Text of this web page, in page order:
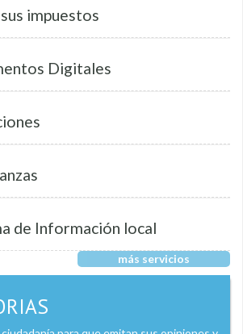
impuestos
Digitales
de Información local
más servicios